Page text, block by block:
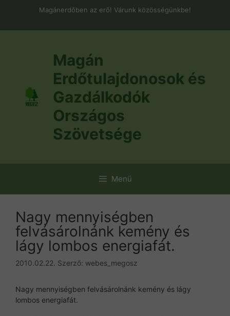
Magánerdőben az erő! Várunk közösségünkbe!
Magán
Erdőtulajdonosok és
Gazdálkodók
Országos
Szövetsége
Menü
Nagy mennyiségben
felvásárolnánk kemény és
lágy lombos energiafát.
2010.02.22. Szerző: webes_megosz
Nagy mennyiségben felvásárolnánk kemény és lágy
lombos energiafát.